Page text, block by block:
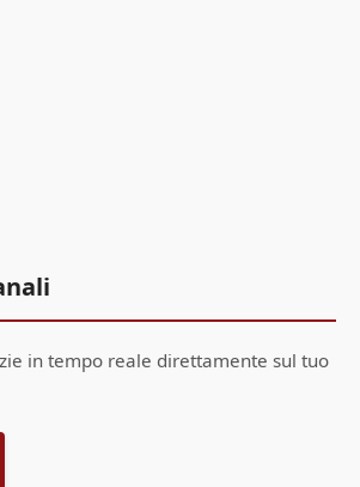
in tempo reale direttamente sul tuo